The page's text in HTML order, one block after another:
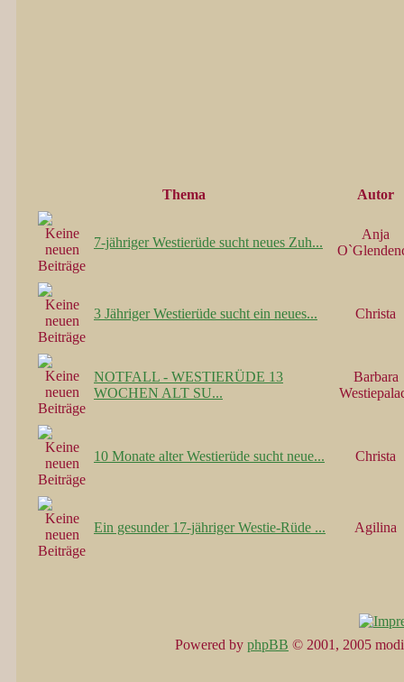
Thema Autor
7-jähriger Westierüde sucht neues Zuh...
Anja
3 Jähriger Westierüde sucht ein neues... Christa
NOTFALL - WESTIERÜDE 13
WOCHEN ALT SU...
Barbara
10 Monate alter Westierüde sucht neue... Christa
Ein gesunder 17-jähriger Westie-Rüde ... Agilina
Powered by phpBB © 2001, 2005